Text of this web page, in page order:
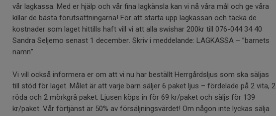
vår lagkassa. Med er hjälp och vår fina lagkänsla kan vi nå våra mål och ge våra
killar de bästa förutsättningarna! För att starta upp lagkassan och täcka de
kostnader som laget hittills haft vill vi att alla swishar 200kr till 076-044 34 40
Sandra Seljemo senast 1 december. Skriv i meddelande: LAGKASSA – ”barnets
namn”.
Vi vill också informera er om att vi nu har beställt Herrgårdsljus som ska säljas
till stöd för laget. Målet är att varje barn säljer 6 paket ljus – fördelade på 2 vita, 2
röda och 2 mörkgrå paket. Ljusen köps in för 69 kr/paket och säljs för 139
kr/paket. Vår förtjänst är 50% av försäljningsvärdet! Om någon inte lyckas sälja